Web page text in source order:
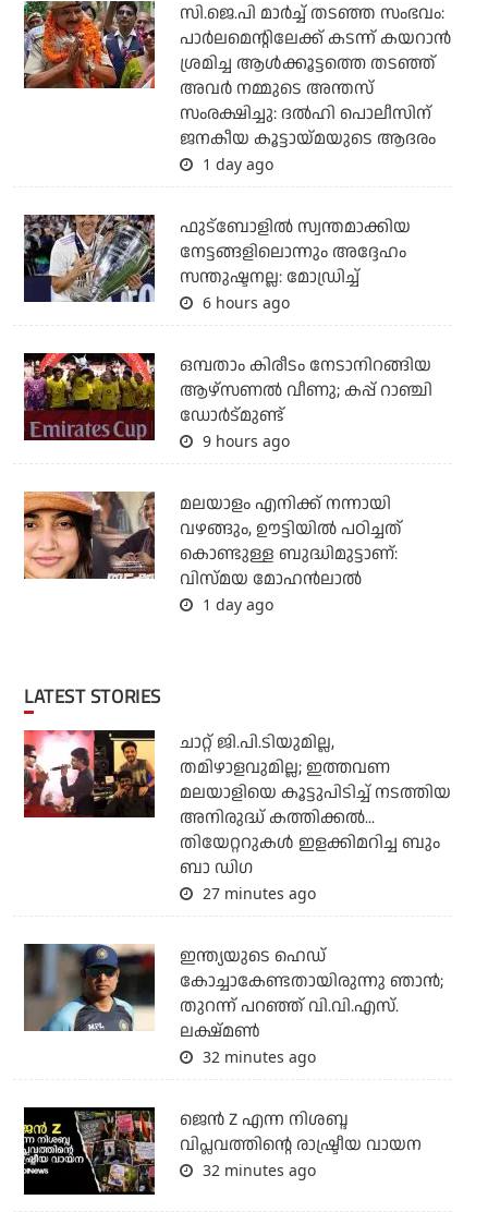
സി.ജെ.പി മാര്‍ച്ച് തടഞ്ഞ സംഭവം:
പാര്‍ലമെന്റിലേക്ക് കടന്ന് കയറാന്‍
ശ്രമിച്ച ആള്‍ക്കൂട്ടത്തെ തടഞ്ഞ്
അവര്‍ നമ്മുടെ അന്തസ്
സംരക്ഷിച്ചു: ദല്‍ഹി പൊലീസിന്
ജനകീയ കൂട്ടായ്മയുടെ ആദരം
1 day ago
ഫുട്ബോളില്‍ സ്വന്തമാക്കിയ
നേട്ടങ്ങളിലൊന്നും അദ്ദേഹം
സന്തുഷ്ടനല്ല: മോഡ്രിച്ച്
6 hours ago
ഒമ്പതാം കിരീടം നേടാനിറങ്ങിയ
ആഴ്സണല്‍ വീണു; കപ്പ് റാഞ്ചി
ഡോര്‍ട്മുണ്ട്
9 hours ago
മലയാളം എനിക്ക് നന്നായി
വഴങ്ങും, ഊട്ടിയില്‍ പഠിച്ചത്
കൊണ്ടുള്ള ബുദ്ധിമുട്ടാണ്:
വിസ്മയ മോഹന്‍ലാല്‍
1 day ago
LATEST STORIES
ചാറ്റ് ജി.പി.ടിയുമില്ല,
തമിഴാളവുമില്ല; ഇത്തവണ
മലയാളിയെ കൂട്ടുപിടിച്ച് നടത്തിയ
അനിരുദ്ധ് കത്തിക്കല്‍...
തിയേറ്ററുകള്‍ ഇളക്കിമറിച്ച ബും
ബാ ഡിഗ
27 minutes ago
ഇന്ത്യയുടെ ഹെഡ്
കോച്ചാകേണ്ടതായിരുന്നു ഞാന്‍;
തുറന്ന് പറഞ്ഞ് വി.വി.എസ്.
ലക്ഷ്മണ്‍
32 minutes ago
ജെന്‍ Z എന്ന നിശബ്ദ
വിപ്ലവത്തിന്റെ രാഷ്ട്രീയ വായന
32 minutes ago